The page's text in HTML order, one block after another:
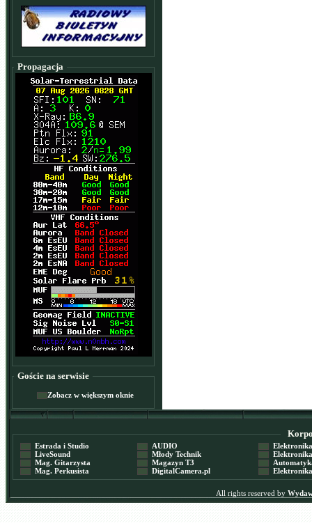
Propagacja
Goście na serwisie
Zobacz w większym oknie
Estrada i Studio
LiveSound
Mag. Gitarzysta
Mag. Perkusista
AUDIO
Młody Technik
Magazyn T3
DigitalCamera.pl
Elektronika
Elektronika
Automatyka
Elektronika
All rights reserved by